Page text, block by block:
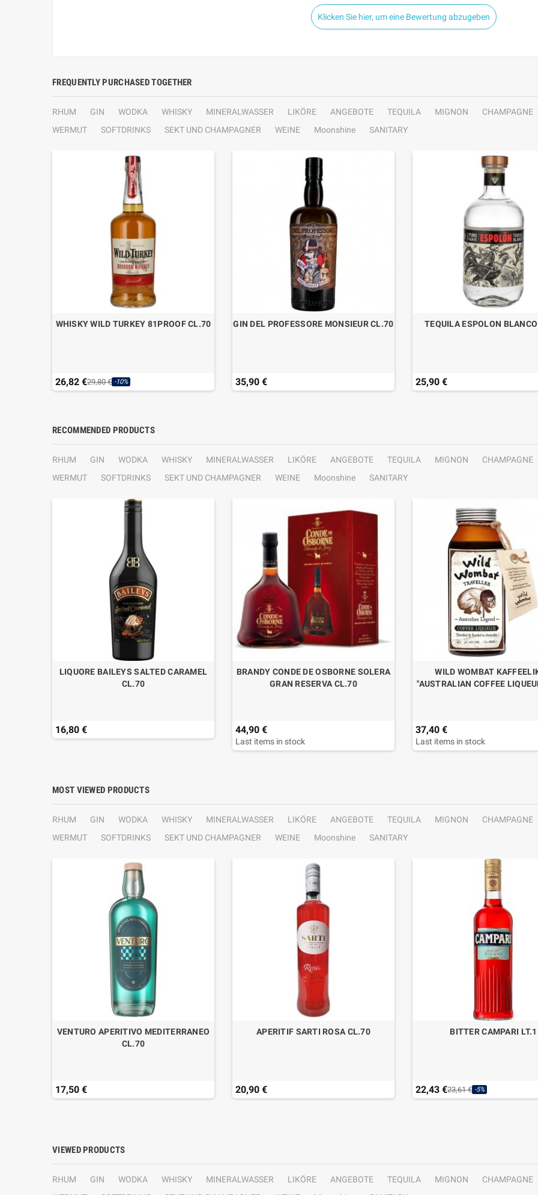
Klicken Sie hier, um eine Bewertung abzugeben
FREQUENTLY PURCHASED TOGETHER
RHUM GIN WODKA WHISKY MINERALWASSER LIKÖRE ANGEBOTE TEQUILA MIGNON CHAMPAGNE
WERMUT
SOFTDRINKS SEKT UND CHAMPAGNER WEINE Moonshine SANITARY
WHISKY WILD TURKEY 81PROOF CL.70
26,82 €29,80 € -10%
GIN DEL PROFESSORE MONSIEUR CL.70
35,90 €
TEQUILA ESPOLON
25,90 €
RECOMMENDED PRODUCTS
RHUM GIN WODKA WHISKY MINERALWASSER LIKÖRE ANGEBOTE TEQUILA MIGNON CHAMPAGNE
WERMUT
SOFTDRINKS SEKT UND CHAMPAGNER WEINE Moonshine SANITARY
LIQUORE BAILEYS SALTED CARAMEL
CL.70
16,80 €
BRANDY CONDE DE OSBORNE SOLERA
GRAN RESERVA CL.70
44,90 €
Last items in stock
WILD WOMBAT
"AUSTRALIAN COFFEE
37,40 €
Last items in stock
MOST VIEWED PRODUCTS
RHUM GIN WODKA WHISKY MINERALWASSER LIKÖRE ANGEBOTE TEQUILA MIGNON CHAMPAGNE
WERMUT
SOFTDRINKS SEKT UND CHAMPAGNER WEINE Moonshine SANITARY
VENTURO APERITIVO MEDITERRANEO
CL.70
17,50 €
APERITIF SARTI ROSA CL.70
20,90 €
BITTER CAMPARI LT.1
22,43 €23,61 € -5%
VIEWED PRODUCTS
RHUM GIN WODKA WHISKY MINERALWASSER LIKÖRE ANGEBOTE TEQUILA MIGNON CHAMPAGNE